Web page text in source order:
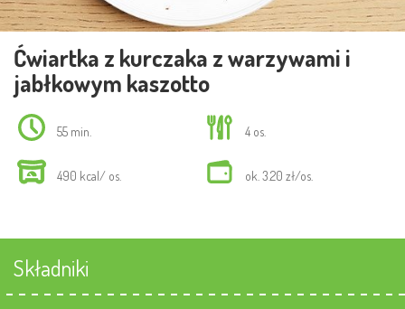
Ćwiartka z kurczaka z warzywami i
jabłkowym kaszotto
55 min. 4 os.
490 kcal/ os. ok. 3.20 zł/os.
Składniki